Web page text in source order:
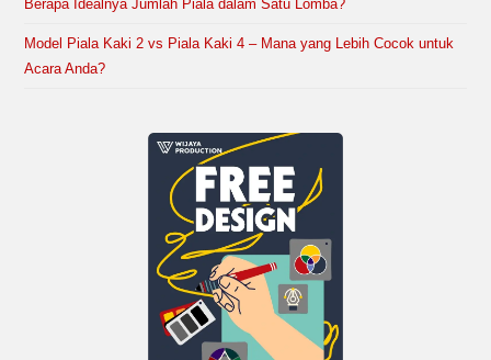
Berapa Idealnya Jumlah Piala dalam Satu Lomba?
Model Piala Kaki 2 vs Piala Kaki 4 – Mana yang Lebih Cocok untuk
Acara Anda?